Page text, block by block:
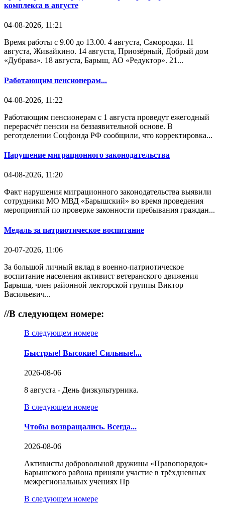
комплекса в августе
04-08-2026, 11:21
Время работы с 9.00 до 13.00. 4 августа, Самородки. 11
августа, Живайкино. 14 августа, Приозёрный, Добрый дом
«Дубрава». 18 августа, Барыш, АО «Редуктор». 21...
Работающим пенсионерам...
04-08-2026, 11:22
Работающим пенсионерам с 1 августа проведут ежегодный
перерасчёт пенсии на беззаявительной основе. В
реготделении Соцфонда РФ сообщили, что корректировка...
Нарушение миграционного законодательства
04-08-2026, 11:20
Факт нарушения миграционного законодательства выявили
сотрудники МО МВД «Барышский» во время проведения
мероприятий по проверке законности пребывания граждан...
Медаль за патриотическое воспитание
20-07-2026, 11:06
За большой личный вклад в военно-патриотическое
воспитание населения активист ветеранского движения
Барыша, член районной лекторской группы Виктор
Васильевич...
//В следующем номере:
В следующем номере
Быстрые! Высокие! Сильные!...
2026-08-06
8 августа - День физкультурника.
В следующем номере
Чтобы возвращались. Всегда...
2026-08-06
Активисты добровольной дружины «Правопорядок»
Барышского района приняли участие в трёхдневных
межрегиональных учениях Пр
В следующем номере